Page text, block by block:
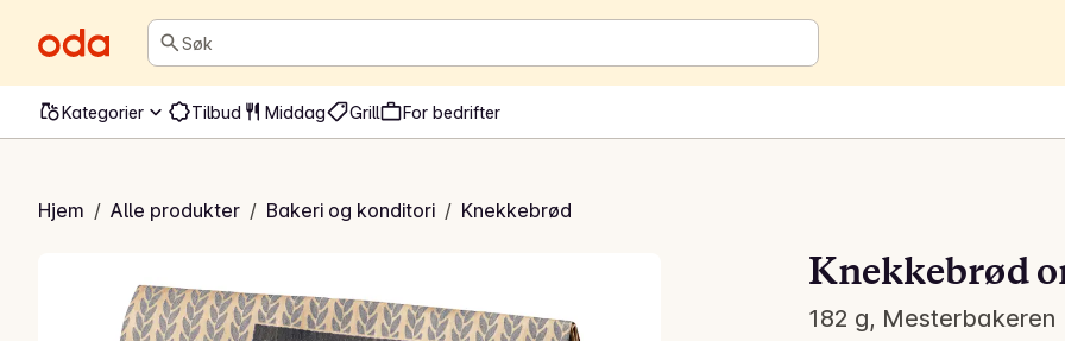
Søk
Kategorier Tilbud Middag Grill For bedrifter
Hjem / Alle produkter / Bakeri og konditori / Knekkebrød
original
Knekkebrød
182 g, Mesterbakeren